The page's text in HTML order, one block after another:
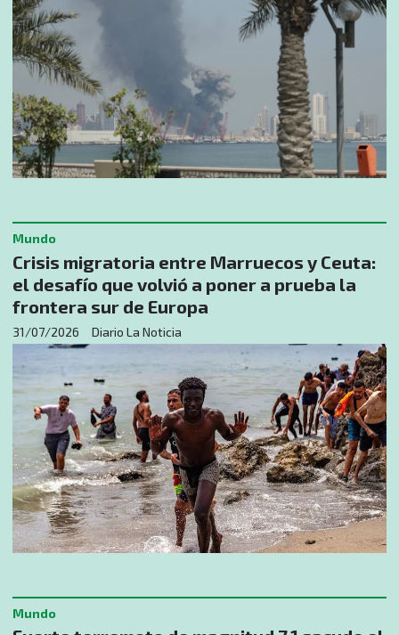
Crisis migratoria entre Marruecos y Ceuta:
el desafío que volvió a poner a prueba la
frontera sur de Europa
Diario La Noticia
Mundo
31/07/2026
Mundo